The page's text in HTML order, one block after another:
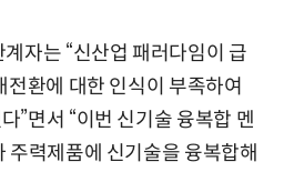
자는 “신산업 패러다임이 급
전환에 대한 인식이 부족하여
”면서 “이번 신기술 융복합 멘
주력제품에 신기술을 융복합해